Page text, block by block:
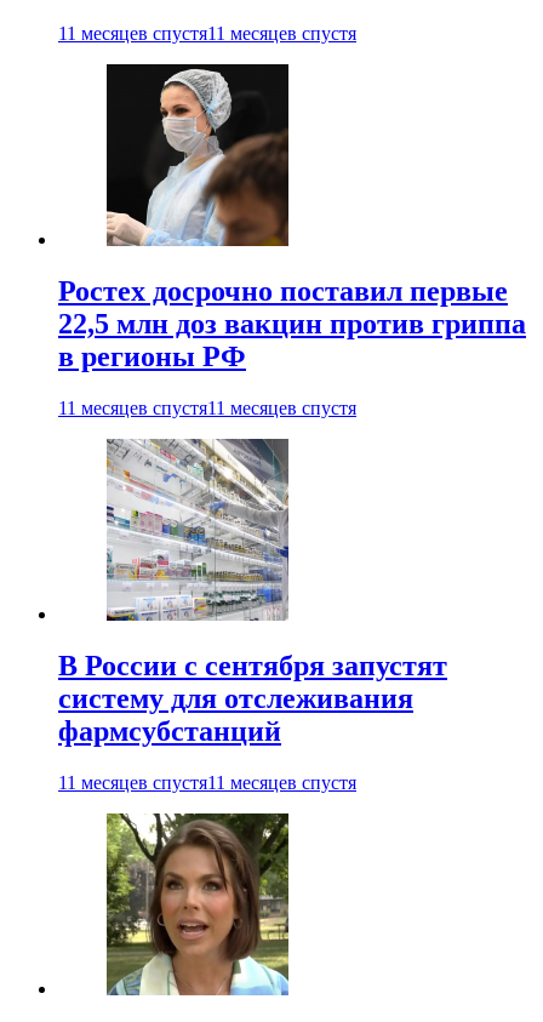
11 месяцев спустя11 месяцев спустя
Ростех досрочно поставил первые
22,5 млн доз вакцин против гриппа
в регионы РФ
11 месяцев спустя11 месяцев спустя
В России с сентября запустят
систему для отслеживания
фармсубстанций
11 месяцев спустя11 месяцев спустя